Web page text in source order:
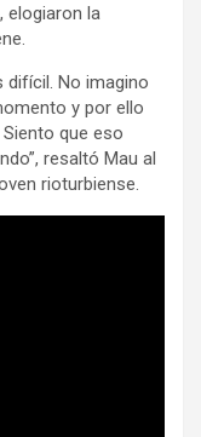
elogiaron la
difícil. No imagino
y por ello
que eso
resaltó Mau al
rioturbiense.